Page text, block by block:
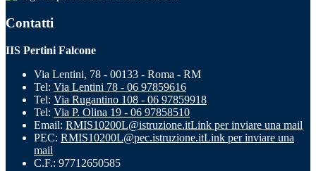
Contatti
IIS Pertini Falcone
Via Lentini, 78 - 00133 - Roma - RM
Tel: Via Lentini 78 - 06 97859616
Tel: Via Rugantino 108 - 06 97859918
Tel: Via P. Olina 19 - 06 97858510
Email: RMIS10200L@istruzione.itLink per inviare una mail
PEC: RMIS10200L@pec.istruzione.itLink per inviare una
mail
C.F.: 97712650585